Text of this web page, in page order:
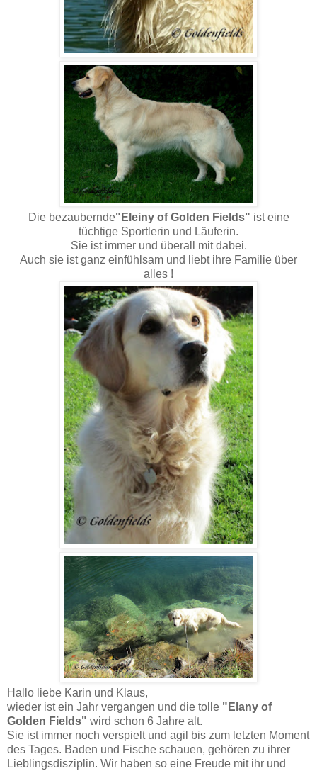
Die bezaubernde"Eleiny of Golden Fields" ist eine
tüchtige Sportlerin und Läuferin.
Sie ist immer und überall mit dabei.
Auch sie ist ganz einfühlsam und liebt ihre Familie über
alles !
Hallo liebe Karin und Klaus,
wieder ist ein Jahr vergangen und die tolle "Elany of
Golden Fields" wird schon 6 Jahre alt.
Sie ist immer noch verspielt und agil bis zum letzten Moment
des Tages. Baden und Fische schauen, gehören zu ihrer
Lieblingsdisziplin. Wir haben so eine Freude mit ihr und